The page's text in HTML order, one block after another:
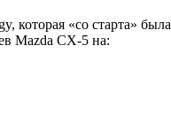
которая «со старта»
Mazda CX-5 на: